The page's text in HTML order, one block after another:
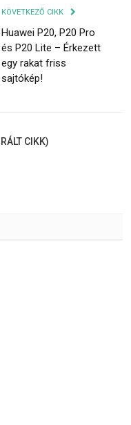
KÖVETKEZŐ CIKK
Huawei P20, P20 Pro
és P20 Lite – Érkezett
egy rakat friss
sajtókép!
CIKK)